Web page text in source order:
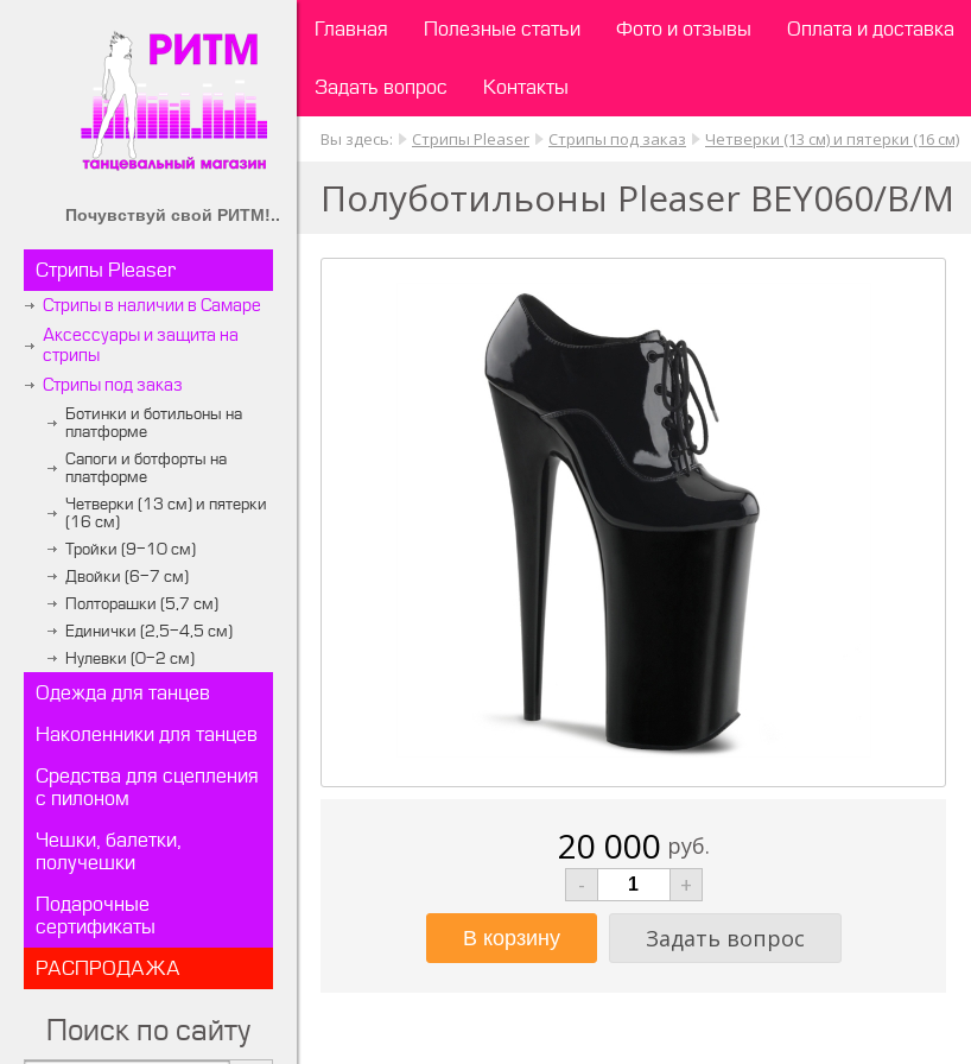
Почувствуй свой РИТМ!..
Стрипы Pleaser
Стрипы в наличии в Самаре
Аксессуары и защита на
стрипы
Стрипы под заказ
Ботинки и ботильоны на
платформе
Сапоги и ботфорты на
платформе
Четверки (13 см) и пятерки
(16 см)
Тройки (9-10 см)
Двойки (6-7 см)
Полторашки (5,7 см)
Единички (2,5-4,5 см)
Нулевки (0-2 см)
Одежда для танцев
Наколенники для танцев
Средства для сцепления
с пилоном
Чешки, балетки,
получешки
Подарочные
сертификаты
РАСПРОДАЖА
Поиск по сайту
Главная Полезные статьи Фото и отзывы Оплата и доставка
Задать вопрос Контакты
Вы здесь: Стрипы Pleaser Стрипы под заказ Четверки (13 см) и пятерки (16 см)
Полуботильоны Pleaser BEY060/B/M
20 000 руб.
-
+
Задать вопрос